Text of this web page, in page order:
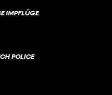
IMPFLÜGE
POLICE